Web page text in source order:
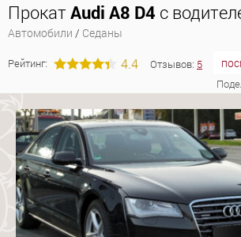
Условия аренды Заказ проката
ПрокатAudi A8 D4 с
Автомобили / Седаны
Рейтинг: 4.4 Отзывов: 5